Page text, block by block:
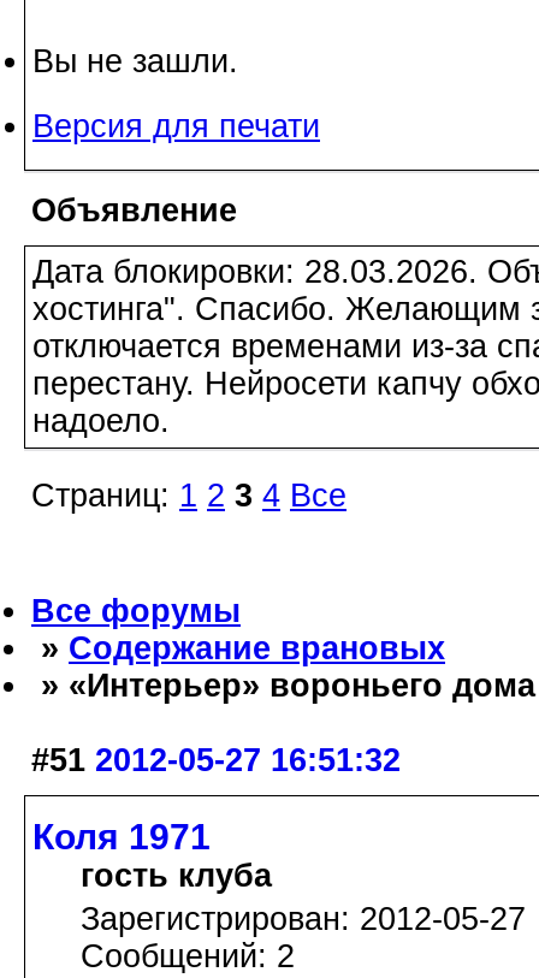
Вы не зашли.
Версия для печати
Объявление
Дата блокировки: 28.03.2026.
хостинга". Спасибо. Желающим
отключается временами из-за
перестану. Нейросети капчу
надоело.
Страниц: 1 2 3 4 Все
Все форумы
» Содержание врановых
» «Интерьер» вороньего дома
#51 2012-05-27 16:51:32
Коля 1971
гость клуба
Зарегистрирован: 2012-05-27
Сообщений: 2